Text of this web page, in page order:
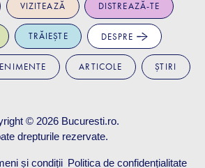
VIZITEAZĂ DISTREAZĂ-TE
TRĂIEȘTE DESPRE
ARTICOLE ȘTIRI
© 2026 Bucuresti.ro.
drepturile rezervate.
și condiții Politica de confidențialitate